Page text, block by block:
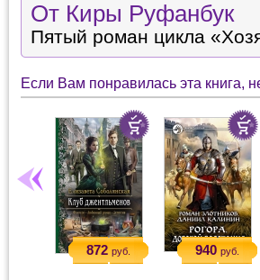
От Киры Руфанбук
Пятый роман цикла
Если Вам понравилась эта книга,
872 руб. 940 руб.